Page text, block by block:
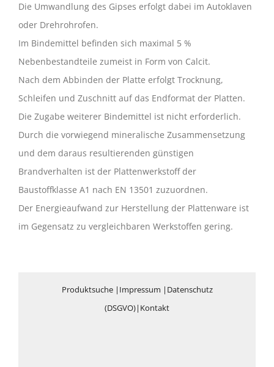
Die Umwandlung des Gipses erfolgt dabei im Autoklaven
oder Drehrohrofen.
Im Bindemittel befinden sich maximal 5 %
Nebenbestandteile zumeist in Form von Calcit.
Nach dem Abbinden der Platte erfolgt Trocknung,
Schleifen und Zuschnitt auf das Endformat der Platten.
Die Zugabe weiterer Bindemittel ist nicht erforderlich.
Durch die vorwiegend mineralische Zusammensetzung
und dem daraus resultierenden günstigen
Brandverhalten ist der Plattenwerkstoff der
Baustoffklasse A1 nach EN 13501 zuzuordnen.
Der Energieaufwand zur Herstellung der Plattenware ist
im Gegensatz zu vergleichbaren Werkstoffen gering.
Produktsuche| Impressum | Datenschutz
(DSGVO)| Kontakt